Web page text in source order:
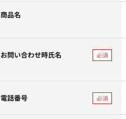
商品名
お問い合わせ時氏名
電話番号